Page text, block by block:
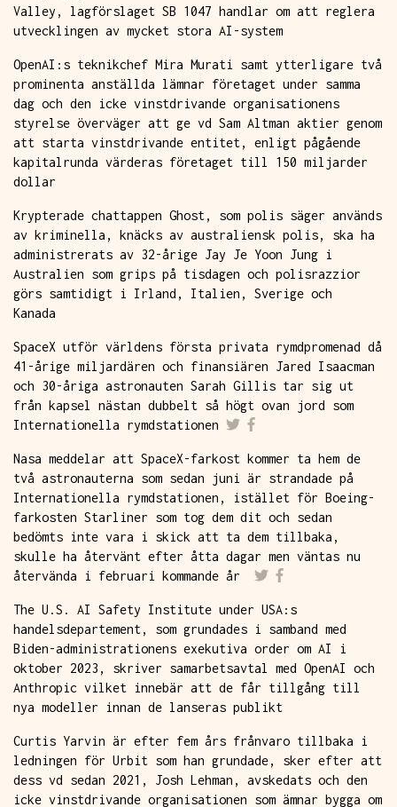
Valley, lagförslaget SB 1047 handlar om att reglera
utvecklingen av mycket stora AI-system
OpenAI:s teknikchef Mira Murati samt ytterligare två
prominenta anställda lämnar företaget under samma
dag och den icke vinstdrivande organisationens
styrelse överväger att ge vd Sam Altman aktier genom
att starta vinstdrivande entitet, enligt pågående
kapitalrunda värderas företaget till 150 miljarder
dollar
Krypterade chattappen Ghost, som polis säger används
av kriminella, knäcks av australiensk polis, ska ha
administrerats av 32-årige Jay Je Yoon Jung i
Australien som grips på tisdagen och polisrazzior
görs samtidigt i Irland, Italien, Sverige och
Kanada
SpaceX utför världens första privata rymdpromenad då
41-årige miljardären och finansiären Jared Isaacman
och 30-åriga astronauten Sarah Gillis tar sig ut
från kapsel nästan dubbelt så högt ovan jord som
Internationella rymdstationen
Nasa meddelar att SpaceX-farkost kommer ta hem de
två astronauterna som sedan juni är strandade på
Internationella rymdstationen, istället för Boeing-
farkosten Starliner som tog dem dit och sedan
bedömts inte vara i skick att ta dem tillbaka,
skulle ha återvänt efter åtta dagar men väntas nu
återvända i februari kommande år
The U.S. AI Safety Institute under USA:s
handelsdepartement, som grundades i samband med
Biden-administrationens exekutiva order om AI i
oktober 2023, skriver samarbetsavtal med OpenAI och
Anthropic vilket innebär att de får tillgång till
nya modeller innan de lanseras publikt
Curtis Yarvin är efter fem års frånvaro tillbaka i
ledningen för Urbit som han grundade, sker efter att
dess vd sedan 2021, Josh Lehman, avskedats och den
icke vinstdrivande organisationen som ämnar bygga om